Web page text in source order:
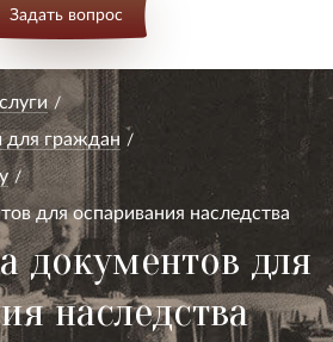
Задать вопрос
для граждан
для оспаривания наследства
документов для
наследства